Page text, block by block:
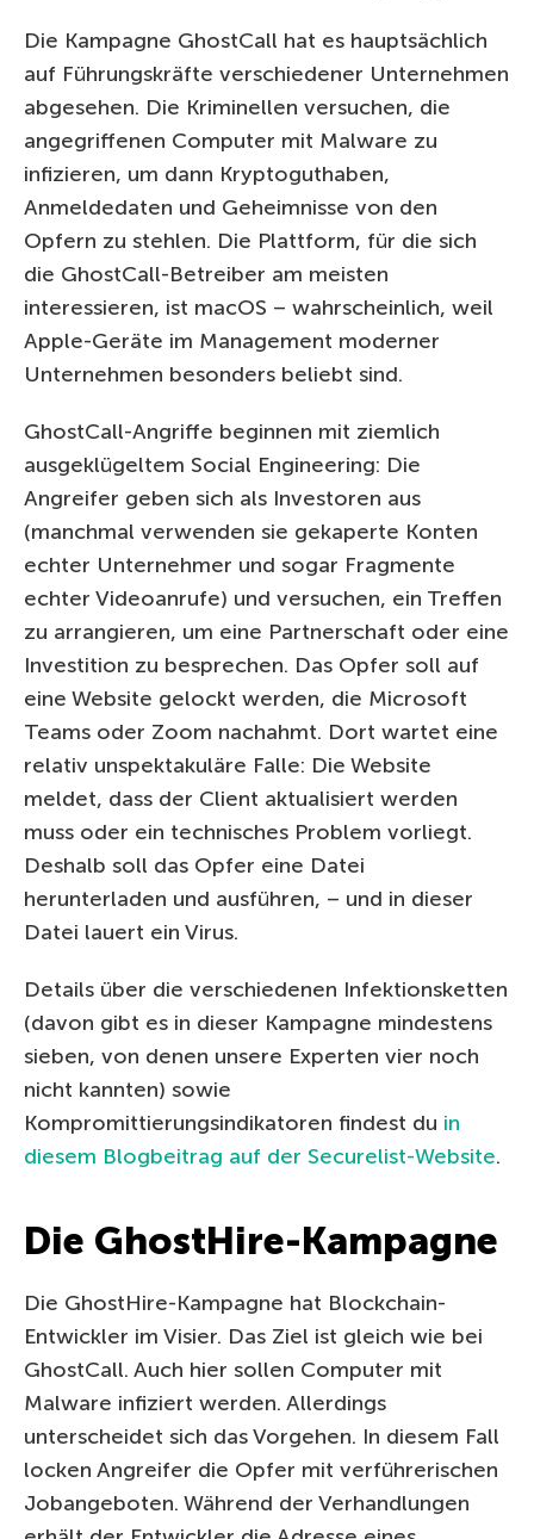
Die Kampagne GhostCall hat es hauptsächlich
auf Führungskräfte verschiedener Unternehmen
abgesehen. Die Kriminellen versuchen, die
angegriffenen Computer mit Malware zu
infizieren, um dann Kryptoguthaben,
Anmeldedaten und Geheimnisse von den
Opfern zu stehlen. Die Plattform, für die sich
die GhostCall-Betreiber am meisten
interessieren, ist macOS – wahrscheinlich, weil
Apple-Geräte im Management moderner
Unternehmen besonders beliebt sind.
GhostCall-Angriffe beginnen mit ziemlich
ausgeklügeltem Social Engineering: Die
Angreifer geben sich als Investoren aus
(manchmal verwenden sie gekaperte Konten
echter Unternehmer und sogar Fragmente
echter Videoanrufe) und versuchen, ein Treffen
zu arrangieren, um eine Partnerschaft oder eine
Investition zu besprechen. Das Opfer soll auf
eine Website gelockt werden, die Microsoft
Teams oder Zoom nachahmt. Dort wartet eine
relativ unspektakuläre Falle: Die Website
meldet, dass der Client aktualisiert werden
muss oder ein technisches Problem vorliegt.
Deshalb soll das Opfer eine Datei
herunterladen und ausführen, – und in dieser
Datei lauert ein Virus.
Details über die verschiedenen Infektionsketten
(davon gibt es in dieser Kampagne mindestens
sieben, von denen unsere Experten vier noch
nicht kannten) sowie
Kompromittierungsindikatoren findest du in
diesem Blogbeitrag auf der Securelist-Website.
Die GhostHire-Kampagne
Die GhostHire-Kampagne hat Blockchain-
Entwickler im Visier. Das Ziel ist gleich wie bei
GhostCall. Auch hier sollen Computer mit
Malware infiziert werden. Allerdings
unterscheidet sich das Vorgehen. In diesem Fall
locken Angreifer die Opfer mit verführerischen
Jobangeboten. Während der Verhandlungen